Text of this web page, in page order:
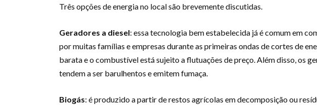
Três opções de energia no local são brevemente discutidas.
Geradores a diesel: essa tecnologia bem estabelecida já é comum em
por muitas famílias e empresas durante as primeiras ondas de cortes de
barata e o combustível está sujeito a flutuações de preço. Além disso, os
tendem a ser barulhentos e emitem fumaça.
Biogás: é produzido a partir de restos agrícolas em decomposição ou